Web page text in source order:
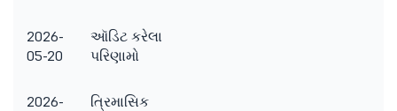
2026-
05-20
ઑડિટ કરેલા
પરિણામો
2026-
ત્રિમાસિક